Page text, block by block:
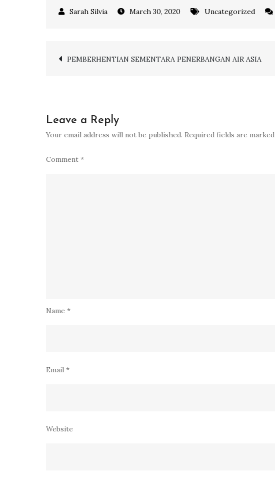
March 30, 2020 Uncategorized
Post
PEMBERHENTIAN SEMENTARA PENERBANGAN AIR ASIA
Leave a Reply
Your email address will not be published. Required fields are marked
Comment *
Name *
Email *
Website